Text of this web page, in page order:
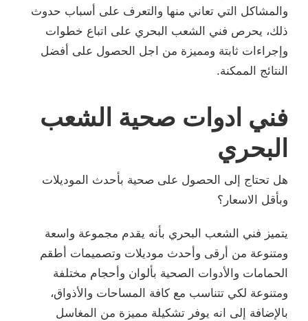
والمشاكل التي تعاني منها والتعرف على أسباب حدوث
ذلك، يحرص فني الشعب البحري على اتباع خطوات
وإجراءات ثابتة ومميزة من اجل الحصول على أفضل
النتائج الممكنة.
فني ادوات صحية الشعب
البحري
هل تحتاج إلى الحصول على صحية بأحدث الموديلات
وبأقل الاسعار؟
يتميز فني الشعب البحري بأنه يقدم مجموعة واسعة
ومتنوعة من أرقى وأحدث موديلات وتصميمات أطقم
الحمامات والأدوات الصحية بألوان وأحجام مختلفة
ومتنوعة لكي تتناسب مع كافة المساحات والأذواق،
بالإضافة إلى انه يوفر تشكيلة مميزة من المغاسل